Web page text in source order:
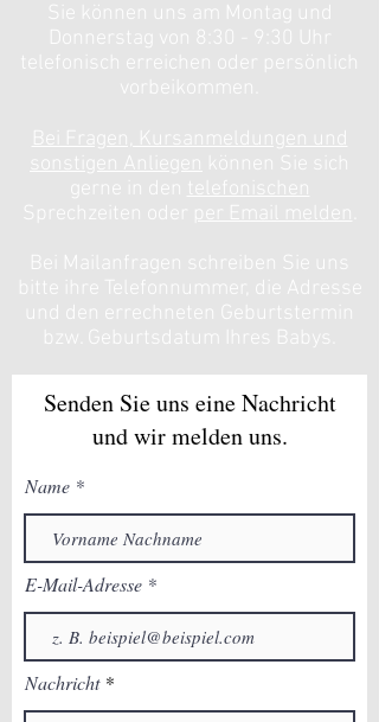
Sie können uns am Montag und
Donnerstag von 8:30 - 9:30 Uhr
telefonisch erreichen oder persönlich
vorbeikommen.
Bei Fragen, Kursanmeldungen und
sonstigen Anliegen können Sie sich
gerne in den telefonischen
Sprechzeiten oder
per Email melden
Bei Mailanfragen schreiben Sie uns
bitte ihre Telefonnummer, die Adresse
und den errechneten Geburtstermin
bzw. Geburtsdatum Ihres Babys.
Senden Sie uns eine Nachricht
und wir melden uns.
Name
E-Mail-Adresse
Nachricht